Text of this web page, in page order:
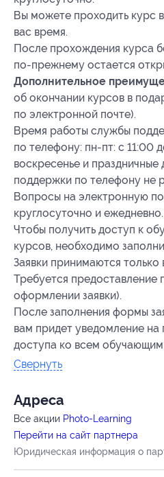
Вы можете проходить курс
вас время.
После прохождения курса
по-прежнему остается
Дополнительное
об окончании курсов в
по электронной почте).
Время работы службы
по телефону: пн-пт: с 11:00
воскресенье и праздничные
поддержки по телефону не
Вопросы на электронную
круглосуточно и ежедневно.
Чтобы получить доступ к
курсов, необходимо
Заявки принимаются только
Требуется предоставление
оформлении заявки).
После заполнения формы
вам придет уведомление на
доступа ко всем
Свернуть
Адресa
Все акции Photo-Learning
Перейти на сайт партнера
Юридическая информация о